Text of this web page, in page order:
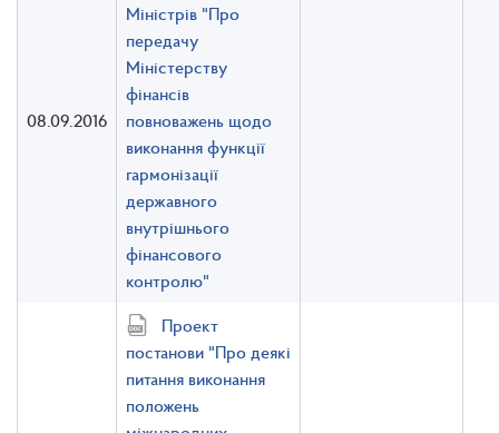
08.09.2016
Міністрів "Про
передачу
Міністерству
фінансів
повноважень щодо
виконання функції
гармонізації
державного
внутрішнього
фінансового
контролю"
Проект
постанови "Про деякі
питання виконання
положень